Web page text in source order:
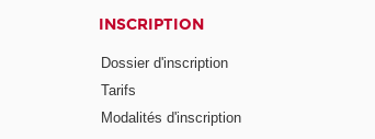
INSCRIPTION
Dossier d'inscription
Tarifs
Modalités d'inscription